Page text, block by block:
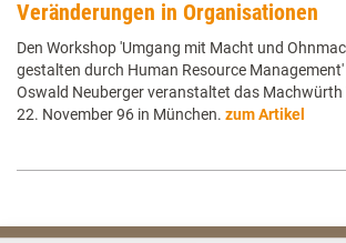
Veränderungen in Organisationen
Den Workshop 'Umgang mit Macht und
gestalten durch Human Resource
Oswald Neuberger veranstaltet das Machwürth
22. November 96 in München. zum Artikel